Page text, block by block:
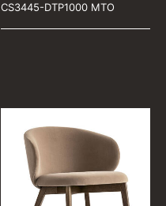
CS3445-DTP1000 MTO